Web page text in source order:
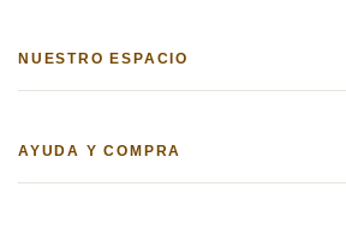
NUESTRO ESPACIO
AYUDA Y COMPRA